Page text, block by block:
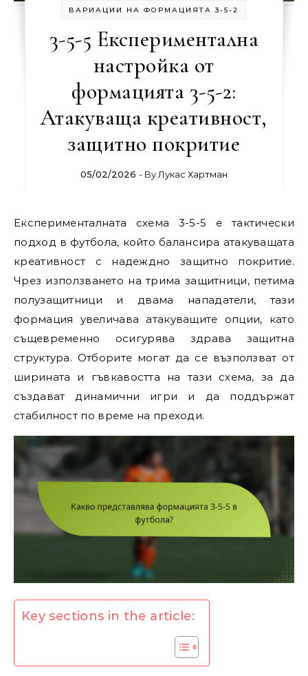
ВАРИАЦИИ НА ФОРМАЦИЯТА 3-5-2
3-5-5 Експериментална
настройка от
формацията 3-5-2:
Атакуваща креативност,
защитно покритие
05/02/2026 - By Лукас Хартман
Експерименталната схема 3-5-5 е тактически
подход в футбола, който балансира атакуващата
креативност с надеждно защитно покритие.
Чрез използването на трима защитници, петима
полузащитници и двама нападатели, тази
формация увеличава атакуващите опции, като
същевременно осигурява здрава защитна
структура. Отборите могат да се възползват от
ширината и гъвкавостта на тази схема, за да
създават динамични игри и да поддържат
стабилност по време на преходи.
Key sections in the article: